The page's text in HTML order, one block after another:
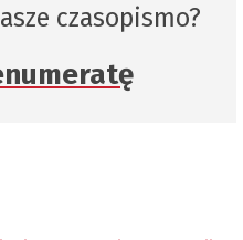
czasopismo?